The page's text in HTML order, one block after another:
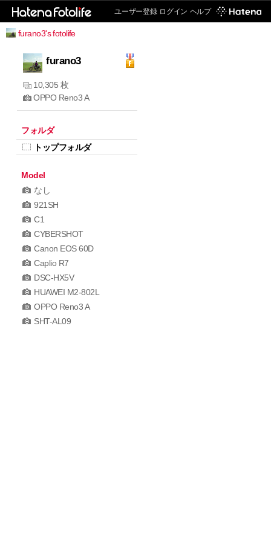
ユーザー登録 ログイン ヘルプ
furano3's fotolife
furano3
10,305 枚
OPPO Reno3 A
フォルダ
トップフォルダ
Model
なし
921SH
C1
CYBERSHOT
Canon EOS 60D
Caplio R7
DSC-HX5V
HUAWEI M2-802L
OPPO Reno3 A
SHT-AL09